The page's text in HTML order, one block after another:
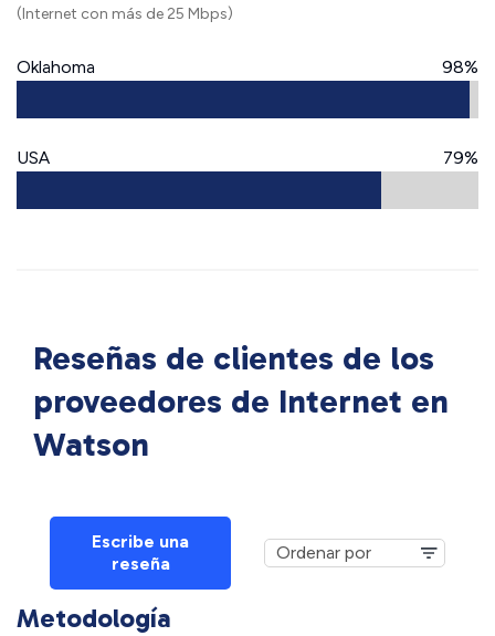
(Internet con más de 25 Mbps)
Oklahoma 98%
USA 79%
Reseñas de clientes de los
proveedores de Internet en
Watson
Escribe una
reseña
Metodología